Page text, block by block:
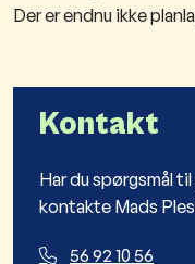
Der er endnu ikke
Kontakt
Har du spørgsmål
kontakte Mads
56 92 10 56